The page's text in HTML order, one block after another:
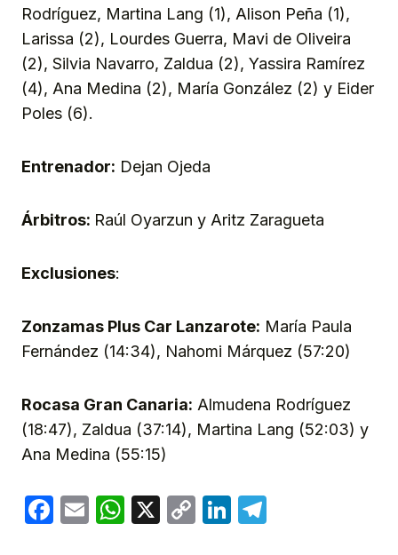
Rodríguez, Martina Lang (1), Alison Peña (1),
Larissa (2), Lourdes Guerra, Mavi de Oliveira
(2), Silvia Navarro, Zaldua (2), Yassira Ramírez
(4), Ana Medina (2), María González (2) y Eider
Poles (6).
Entrenador: Dejan Ojeda
Árbitros: Raúl Oyarzun y Aritz Zaragueta
Exclusiones:
Zonzamas Plus Car Lanzarote: María Paula
Fernández (14:34), Nahomi Márquez (57:20)
Rocasa Gran Canaria: Almudena Rodríguez
(18:47), Zaldua (37:14), Martina Lang (52:03) y
Ana Medina (55:15)
Facebook
EmailWhatsApp
X
CopyLinkedIn